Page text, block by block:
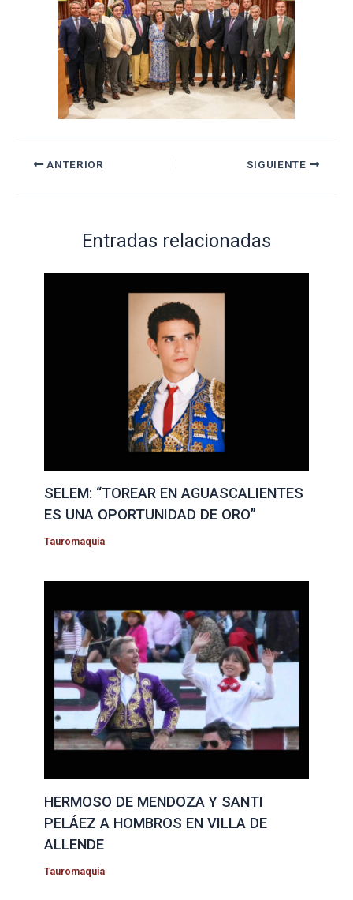
ANTERIOR SIGUIENTE
Entradas relacionadas
SELEM: “TOREAR EN AGUASCALIENTES
ES UNA OPORTUNIDAD DE ORO”
Tauromaquia
HERMOSO DE MENDOZA Y SANTI
PELÁEZ A HOMBROS EN VILLA DE
ALLENDE
Tauromaquia